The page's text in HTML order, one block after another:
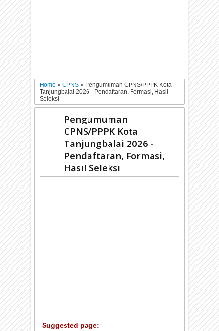
Home»CPNS» Pengumuman CPNS/PPPK Kota
Tanjungbalai 2026 - Pendaftaran, Formasi, Hasil
Seleksi
Pengumuman
CPNS/PPPK Kota
Tanjungbalai 2026 -
Pendaftaran, Formasi,
Hasil Seleksi
Suggested page: